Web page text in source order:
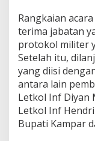
a
Rangkaian
terima jabatan
protokol militer
Setelah itu,
yang diisi
antara lain
Letkol Inf Diyan
Letkol Inf
Bupati Kampar